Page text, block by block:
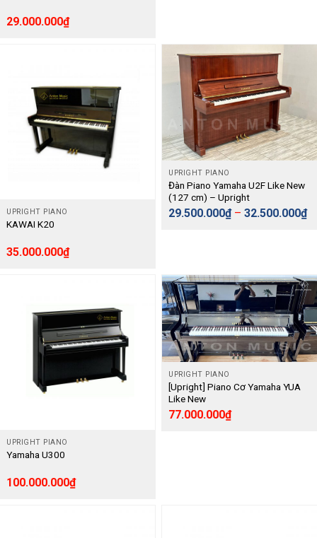
29.000.000₫
UPRIGHT PIANO
KAWAI K20
35.000.000₫
UPRIGHT PIANO
Đàn Piano Yamaha U2F Like New
(127 cm) – Upright
29.500.000₫– 32.500.000₫
UPRIGHT PIANO
Yamaha U300
100.000.000₫
UPRIGHT PIANO
[Upright] Piano Cơ Yamaha YUA
Like New
77.000.000₫